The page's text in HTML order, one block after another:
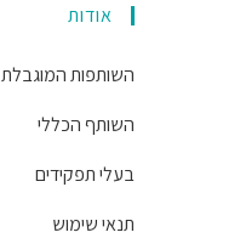
אודות
השותפות המוגבלת
השותף הכללי
בעלי תפקידים
תנאי שימוש